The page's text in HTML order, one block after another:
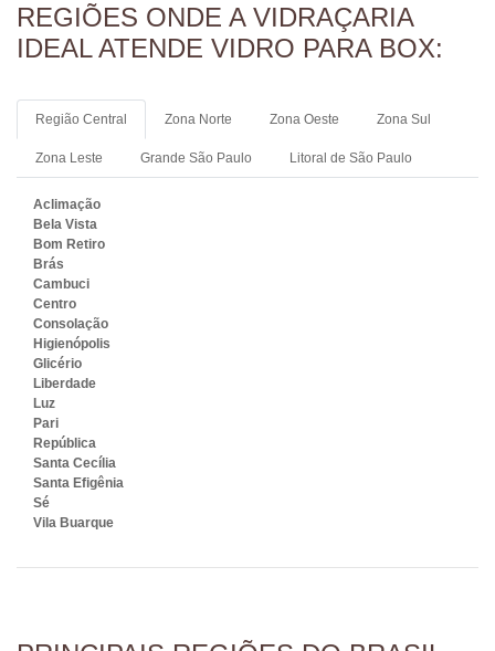
REGIÕES ONDE A VIDRAÇARIA
IDEAL ATENDE VIDRO PARA BOX:
Região Central Zona Norte Zona Oeste Zona Sul
Zona Leste Grande São Paulo Litoral de São Paulo
Aclimação
Bela Vista
Bom Retiro
Brás
Cambuci
Centro
Consolação
Higienópolis
Glicério
Liberdade
Luz
Pari
República
Santa Cecília
Santa Efigênia
Sé
Vila Buarque